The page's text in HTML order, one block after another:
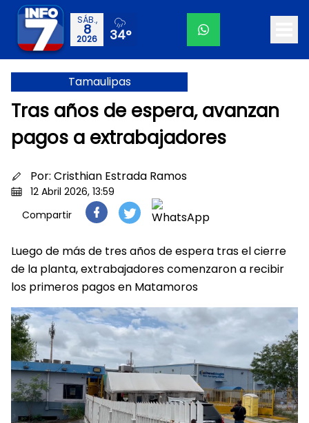
SÁB.,
8
2026 34°
Tamaulipas
Tras años de espera, avanzan
pagos a extrabajadores
Por: Cristhian Estrada Ramos
12 Abril 2026, 13:59
Compartir
Luego de más de tres años de espera tras el cierre
de la planta, extrabajadores comenzaron a recibir
los primeros pagos en Matamoros